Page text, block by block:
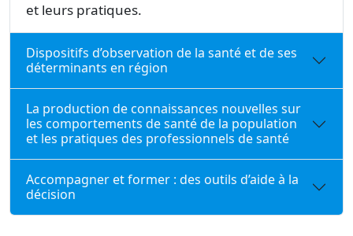
et leurs pratiques.
Dispositifs d’observation de la santé et de ses
déterminants en région
La production de connaissances nouvelles sur
les comportements de santé de la population
et les pratiques des professionnels de santé
Accompagner et former : des outils d’aide à la
décision